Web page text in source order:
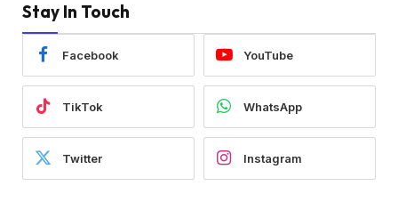
Stay In Touch
Facebook YouTube
TikTok WhatsApp
Twitter Instagram